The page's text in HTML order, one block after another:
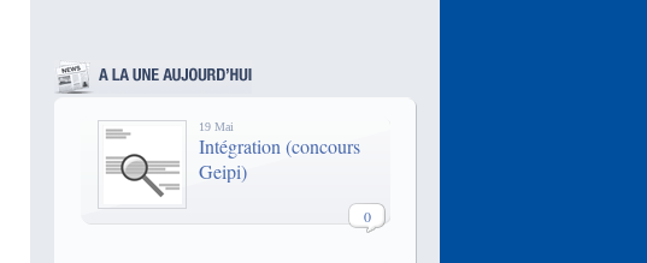
emplois à fort potentiel comparable
traditionnelles.
19 Mai
Intégration (concours
Geipi)
0